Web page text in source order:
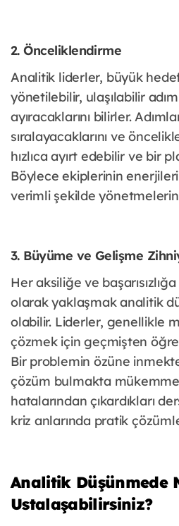
2. Önceliklendirme
Analitik liderler, büyük
yönetilebilir, ulaşılabilir
ayıracaklarını bilirler.
sıralayacaklarını ve
hızlıca ayırt edebilir ve bir
Böylece ekiplerinin
verimli şekilde
3. Büyüme ve Gelişme
Her aksiliğe ve
olarak yaklaşmak analitik
olabilir. Liderler, genellikle
çözmek için geçmişten
Bir problemin özüne
çözüm bulmakta
hatalarından çıkardıkları
kriz anlarında pratik
Analitik Düşünmede
Ustalaşabilirsiniz?